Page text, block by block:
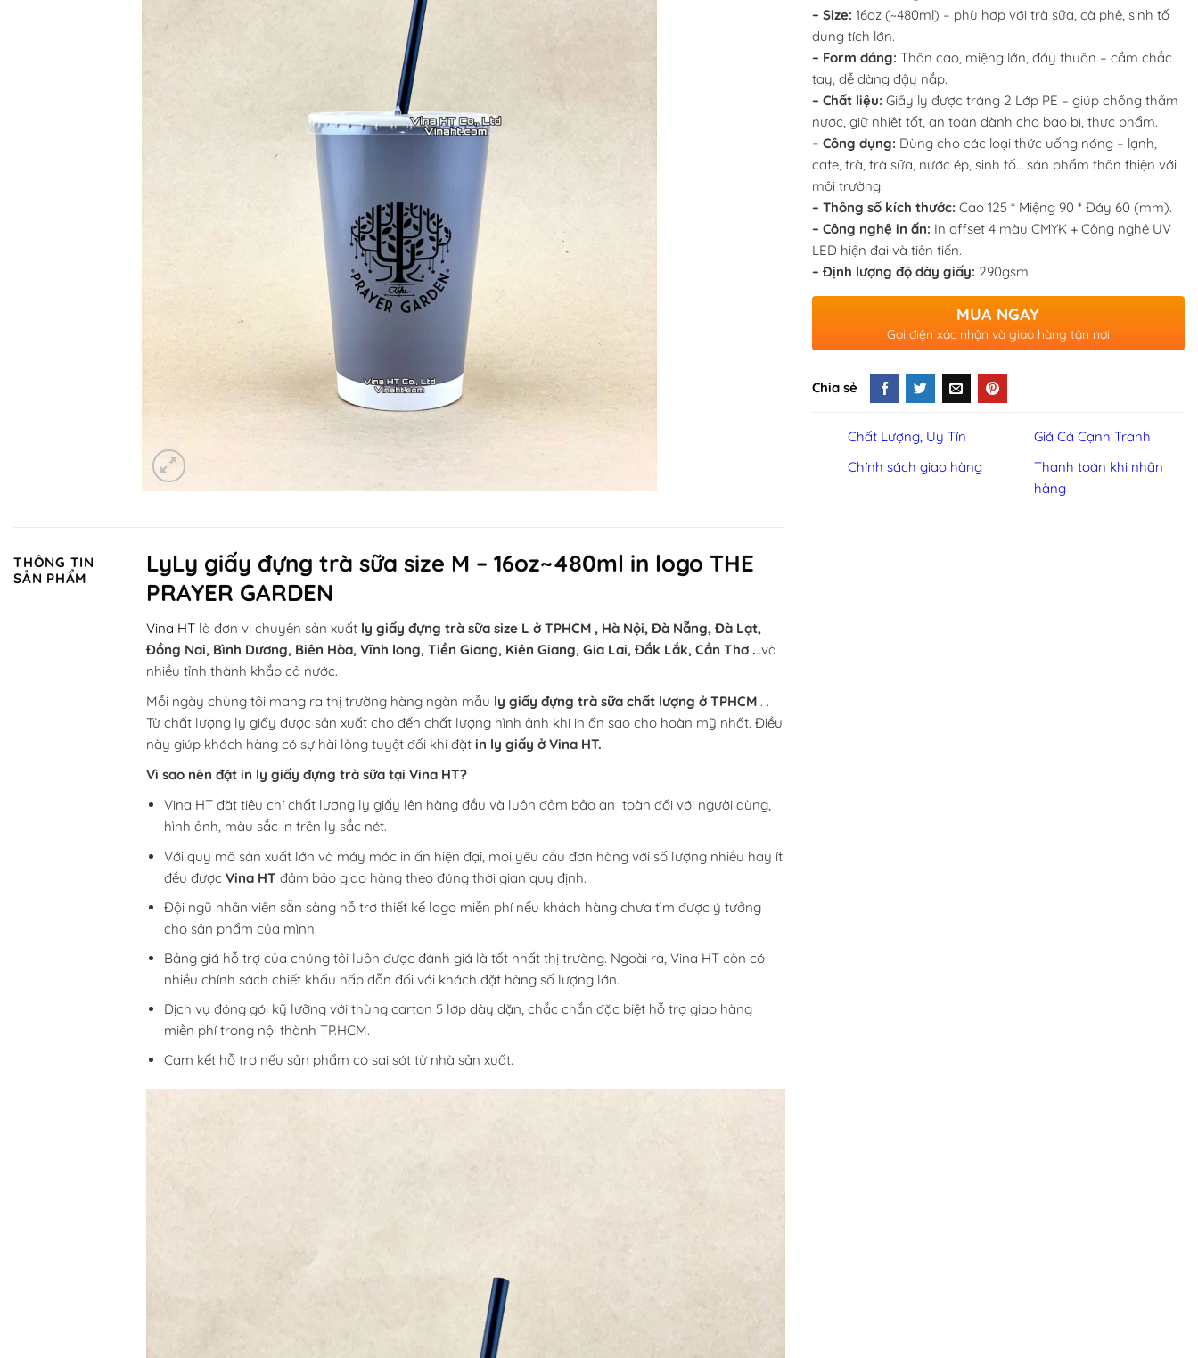
THÔNG TIN
SẢN PHẨM
LyLy giấy đựng trà sữa size M – 16oz~480ml in logo THE
PRAYER GARDEN
Vina HT là đơn vị chuyên sản xuất ly giấy đựng trà sữa size L ở TPHCM , Hà Nội, Đà Nẵng, Đà Lạt,
Đồng Nai, Bình Dương, Biên Hòa, Vĩnh long, Tiền Giang, Kiên Giang, Gia Lai, Đắk Lắk, Cần Thơ ...và
nhiều tỉnh thành khắp cả nước.
Mỗi ngày chùng tôi mang ra thị trường hàng ngàn mẫu ly giấy đựng trà sữa chất lượng ở TPHCM . .
Từ chất lượng ly giấy được sản xuất cho đến chất lượng hình ảnh khi in ấn sao cho hoàn mỹ nhất. Điều
này giúp khách hàng có sự hài lòng tuyệt đối khi đặtin ly giấy ở Vina HT.
Vì sao nên đặt in ly giấy đựng trà sữa tại Vina HT?
Vina HT đặt tiêu chí chất lượng ly giấy lên hàng đầu và luôn đảm bảo an toàn đối với người dùng,
hình ảnh, màu sắc in trên ly sắc nét.
Với quy mô sản xuất lớn và máy móc in ấn hiện đại, mọi yêu cầu đơn hàng với số lượng nhiều hay ít
đều đượcVina HTđảm bảo giao hàng theo đúng thời gian quy định.
Đội ngũ nhân viên sẵn sàng hỗ trợ thiết kế logo miễn phí nếu khách hàng chưa tìm được ý tưởng
cho sản phẩm của mình.
Bảng giá hỗ trợ của chúng tôi luôn được đánh giá là tốt nhất thị trường. Ngoài ra, Vina HT còn có
nhiều chính sách chiết khấu hấp dẫn đối với khách đặt hàng số lượng lớn.
Dịch vụ đóng gói kỹ lưỡng với thùng carton 5 lớp dày dặn, chắc chắn đặc biệt hỗ trợ giao hàng
miễn phí trong nội thành TP.HCM.
Cam kết hỗ trợ nếu sản phẩm có sai sót từ nhà sản xuất.
– Size: 16oz (~480ml) – phù hợp với trà sữa, cà phê, sinh tố
dung tích lớn.
– Form dáng: Thân cao, miệng lớn, đáy thuôn – cầm chắc
tay, dễ dàng đậy nắp.
– Chất liệu: Giấy ly được tráng 2 Lớp PE – giúp chống thấm
nước, giữ nhiệt tốt, an toàn dành cho bao bì, thực phẩm.
– Công dụng: Dùng cho các loại thức uống nóng – lạnh,
cafe, trà, trà sữa, nước ép, sinh tố… sản phẩm thân thiện với
môi trường.
– Thông số kích thước: Cao 125 * Miệng 90 * Đáy 60 (mm).
– Công nghệ in ấn: In offset 4 màu CMYK + Công nghệ UV
LED hiện đại và tiên tiến.
– Định lượng độ dày giấy: 290gsm.
MUA NGAY
Gọi điện xác nhận và giao hàng tận nơi
Chia sẻ
Chất Lượng, Uy Tín
Giá Cả Cạnh Tranh
Chính sách giao hàng
Thanh toán khi nhận
hàng